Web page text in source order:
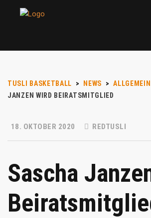
TUSLI BASKETBALL > NEWS > ALLGEMEIN
JANZEN WIRD BEIRATSMITGLIED
18. OKTOBER 2020 REDTUSLI
Sascha